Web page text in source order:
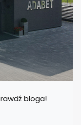
bloga!